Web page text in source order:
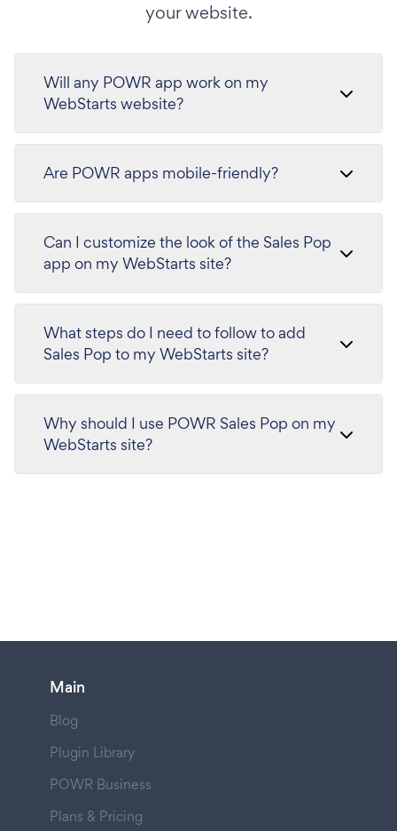
your website.
Will any POWR app work on my
WebStarts website?
Are POWR apps mobile-friendly?
Can I customize the look of the Sales Pop
app on my WebStarts site?
What steps do I need to follow to add
Sales Pop to my WebStarts site?
Why should I use POWR Sales Pop on my
WebStarts site?
Main
Blog
Plugin Library
POWR Business
Plans & Pricing